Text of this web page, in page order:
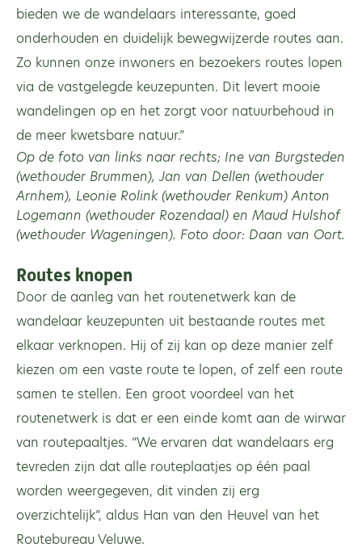
bieden we de wandelaars interessante, goed
onderhouden en duidelijk bewegwijzerde routes aan.
Zo kunnen onze inwoners en bezoekers routes lopen
via de vastgelegde keuzepunten. Dit levert mooie
wandelingen op en het zorgt voor natuurbehoud in
de meer kwetsbare natuur.”
Op de foto van links naar rechts; Ine van Burgsteden
(wethouder Brummen), Jan van Dellen (wethouder
Arnhem), Leonie Rolink (wethouder Renkum) Anton
Logemann (wethouder Rozendaal) en Maud Hulshof
(wethouder Wageningen). Foto door: Daan van Oort.
Routes knopen
Door de aanleg van het routenetwerk kan de
wandelaar keuzepunten uit bestaande routes met
elkaar verknopen. Hij of zij kan op deze manier zelf
kiezen om een vaste route te lopen, of zelf een route
samen te stellen. Een groot voordeel van het
routenetwerk is dat er een einde komt aan de wirwar
van routepaaltjes. “We ervaren dat wandelaars erg
tevreden zijn dat alle routeplaatjes op één paal
worden weergegeven, dit vinden zij erg
overzichtelijk”, aldus Han van den Heuvel van het
Routebureau Veluwe.